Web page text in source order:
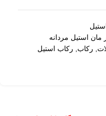
مان استیل مردانه
رکاب رکاب استیل